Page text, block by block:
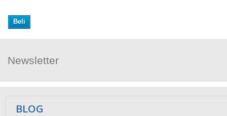
Beli
Newsletter
BLOG